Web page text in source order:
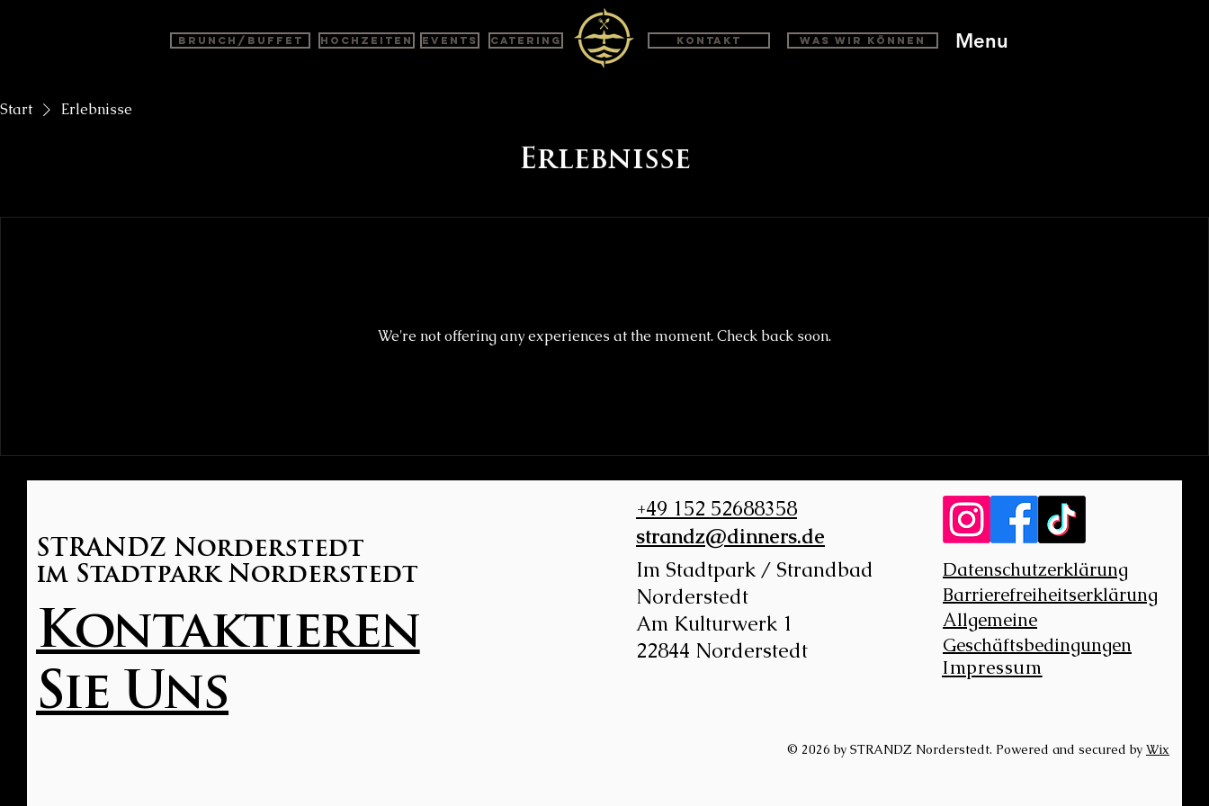
BRUNCH/BUFFET Hochzeiten Events Catering Kontakt Was wir können Menu
Start Erlebnisse
Erlebnisse
We're not offering any experiences at the moment. Check back soon.
STRANDZ Norderstedt
im Stadtpark Norderstedt
Kontaktieren
Sie Uns
+49 152 52688358
strandz@dinners.de
Im Stadtpark / Strandbad
Norderstedt
Am Kulturwerk 1
22844 Norderstedt
Datenschutzerklärung
Barrierefreiheitserklärung
Allgemeine
Geschäftsbedingungen
© 2026 by STRANDZ Norderstedt. Powered and secured by Wix
Impressum